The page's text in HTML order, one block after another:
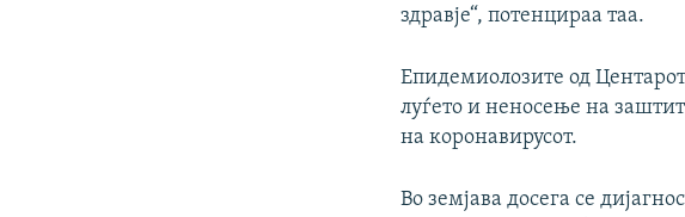
здравје“, потенцираа таа.
Епидемиолозите од Центарот
луѓето и неносење на
на коронавирусот.
Во земјава досега се